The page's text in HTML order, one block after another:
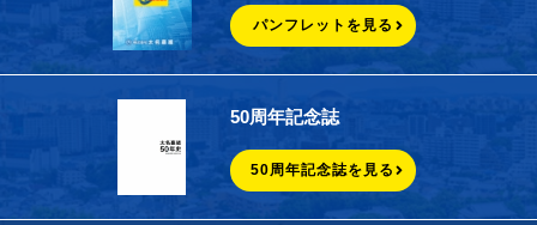
パンフレットを見る
50周年記念誌
50周年記念誌を見る